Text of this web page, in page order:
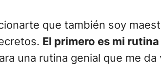
que también soy
El primero es mi
una rutina genial que me